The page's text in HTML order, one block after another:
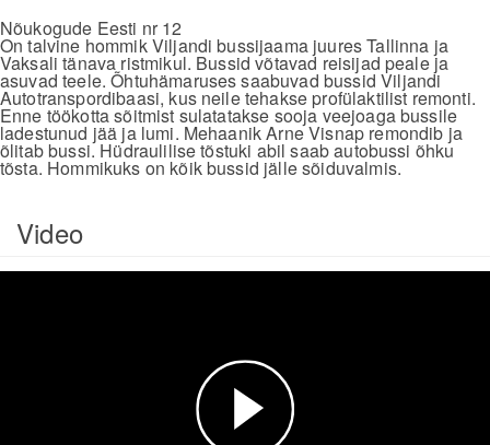
Nõukogude Eesti nr 12
On talvine hommik Viljandi bussijaama juures Tallinna ja
Vaksali tänava ristmikul. Bussid võtavad reisijad peale ja
asuvad teele. Õhtuhämaruses saabuvad bussid Viljandi
Autotranspordibaasi, kus neile tehakse profülaktilist remonti.
Enne töökotta sõitmist sulatatakse sooja veejoaga bussile
ladestunud jää ja lumi. Mehaanik Arne Visnap remondib ja
õlitab bussi. Hüdraulilise tõstuki abil saab autobussi õhku
tõsta. Hommikuks on kõik bussid jälle sõiduvalmis.
Video
Esita